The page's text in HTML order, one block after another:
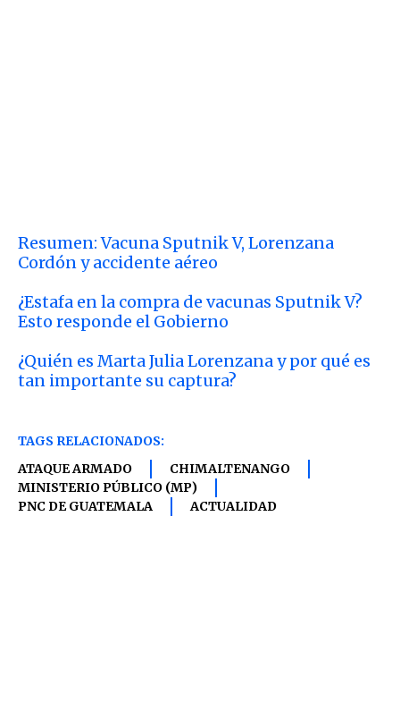
Resumen: Vacuna Sputnik V, Lorenzana
Cordón y accidente aéreo
¿Estafa en la compra de vacunas Sputnik V?
Esto responde el Gobierno
¿Quién es Marta Julia Lorenzana y por qué es
tan importante su captura?
TAGS RELACIONADOS:
ATAQUE ARMADO
CHIMALTENANGO
MINISTERIO PÚBLICO (MP)
PNC DE GUATEMALA
ACTUALIDAD